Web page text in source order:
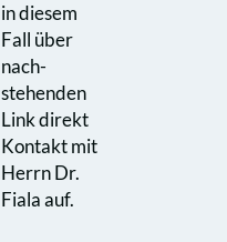
in diesem
Fall über
nach­
stehenden
Link direkt
Kontakt mit
Herrn Dr.
Fiala auf.